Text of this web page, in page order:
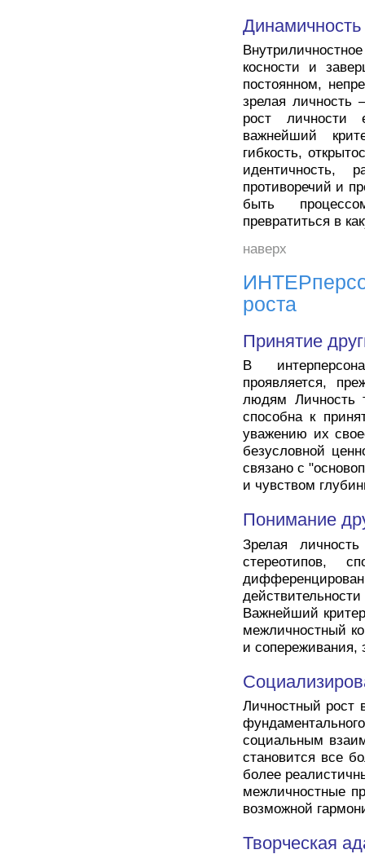
Динамичность
косности и
постоянном,
зрелая личность
рост личности
важнейший
гибкость,
идентичность,
противоречий и
быть
превратиться в
наверх
роста
Принятие
В
проявляется,
людям Личность
способна к
уважению их
безусловной
связано с
и чувством
Понимание
Зрелая
стереотипов,
Важнейший
межличностный
и сопереживания,
Личностный рост
социальным
становится все
более
межличностные
возможной
Творческая